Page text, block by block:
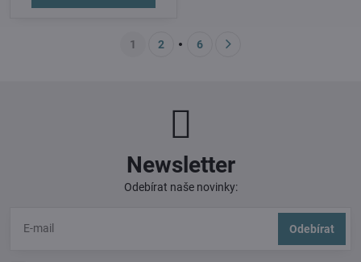
1 2 6
Newsletter
Odebírat naše novinky:
Odebírat